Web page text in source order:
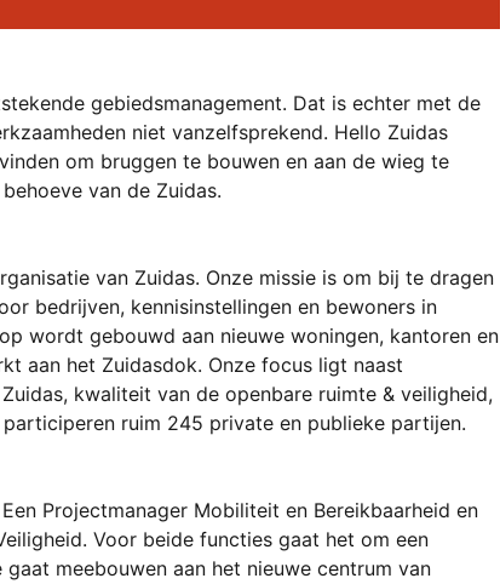
gebiedsmanagement. Dat is echter met de
niet vanzelfsprekend. Hello Zuidas
om bruggen te bouwen en aan de wieg te
van de Zuidas.
van Zuidas. Onze missie is om bij te dragen
bedrijven, kennisinstellingen en bewoners in
wordt gebouwd aan nieuwe woningen, kantoren en
aan het Zuidasdok. Onze focus ligt naast
kwaliteit van de openbare ruimte & veiligheid,
ruim 245 private en publieke partijen.
Projectmanager Mobiliteit en Bereikbaarheid en
Voor beide functies gaat het om een
meebouwen aan het nieuwe centrum van